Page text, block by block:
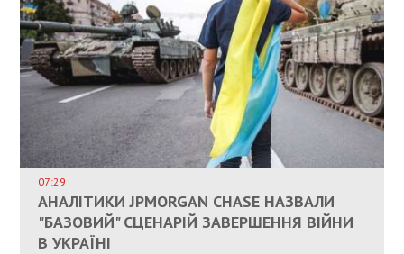
КАНДИДАТ В ПРЕМЬЕРЫ ПОЛЬШИ ПРИЗВАЛ
ЕС ПРЕКРАТИТЬ ВОЕННУЮ ПОМОЩЬ
УКРАИНЕ
07:29
АНАЛІТИКИ JPMORGAN CHASE НАЗВАЛИ
"БАЗОВИЙ" СЦЕНАРІЙ ЗАВЕРШЕННЯ ВІЙНИ
В УКРАЇНІ
ВЛАСНИКАМ ЗРУЙНОВАНОГО ЖИТЛА
ДОЗВОЛИЛИ НЕ ПЛАТИТИ ЗА КОМУНАЛКУ
ИНТЕГРАЦИЯ УКРАИНЫ В НАТО ВРЯД ЛИ
СОСТОИТСЯ В БЛИЖАЙШЕЕ ВРЕМЯ, –
РЮТТЕ
ПАЛИВНИЙ РИНОК РОЗІГРІЛИ ШТУЧНО:
АНАЛІТИКИ ЗВИНУВАТИЛИ АЗС У
СПЕКУЛЯЦІЇ